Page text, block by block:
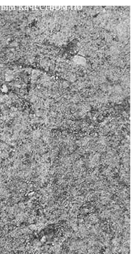
качеством по